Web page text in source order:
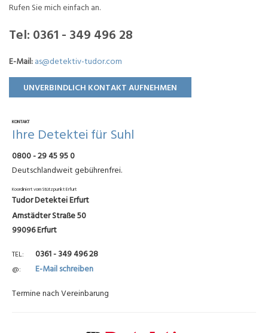
Rufen Sie mich einfach an.
Tel: 0361 - 349 496 28
E-Mail:as@detektiv-tudor.com
UNVERBINDLICH KONTAKT AUFNEHMEN
KONTAKT
Ihre Detektei für Suhl
0800 - 29 45 95 0
Deutschlandweit gebührenfrei.
Koordiniert vom Stützpunkt Erfurt
Tudor Detektei Erfurt
Arnstädter Straße 50
99096 Erfurt
TEL 0361 - 349 496 28
@
E-Mail schreiben
Termine nach Vereinbarung